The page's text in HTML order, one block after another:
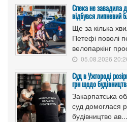
Спека не завадила
відбувся липневий
Ще за кілька
Петефі поволі
велопаркінг
05.08.2026
Cуд в Ужгороді
грн щодо
Закарпатська
суд домоглася
будівництво ав...